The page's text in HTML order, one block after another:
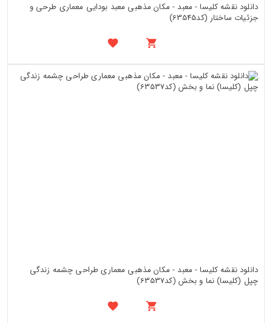
دانلود نقشه کلیسا - معبد - مکان مذهبی معبد بودایی معماری طرحی و
جزئیات ساختار (کد63545)
دانلود نقشه کلیسا - معبد - مکان مذهبی معماری طراحی چشمه زندگی
چپل (کلیسا) نما و بخش (کد63537)